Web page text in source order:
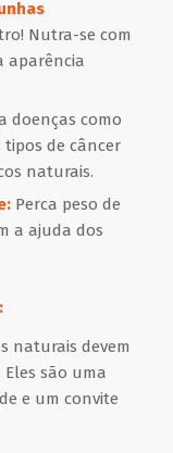
Nutra-se com
aparência
doenças como
de câncer
naturais.
Perca peso de
a ajuda dos
naturais devem
são uma
e um convite